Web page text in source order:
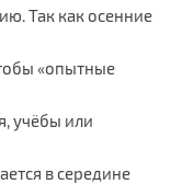
Так как осенние
«опытные
учёбы или
в середине